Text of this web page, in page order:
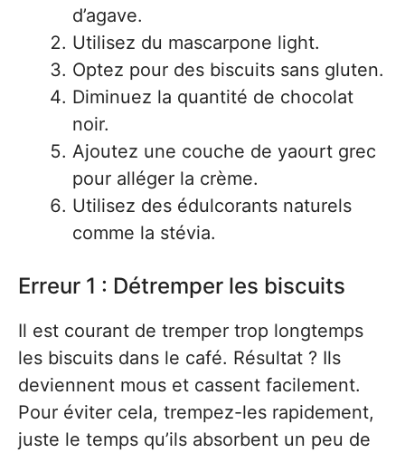
d’agave.
Utilisez du mascarpone light.
Optez pour des biscuits sans gluten.
Diminuez la quantité de chocolat
noir.
Ajoutez une couche de yaourt grec
pour alléger la crème.
Utilisez des édulcorants naturels
comme la stévia.
Erreur 1 : Détremper les biscuits
Il est courant de tremper trop longtemps
les biscuits dans le café. Résultat ? Ils
deviennent mous et cassent facilement.
Pour éviter cela, trempez-les rapidement,
juste le temps qu’ils absorbent un peu de